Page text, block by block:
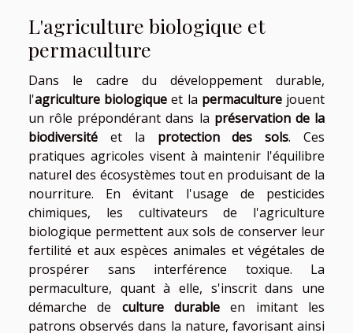
L'agriculture biologique et
permaculture
Dans le cadre du développement durable,
l'agriculture biologique et la permaculturejouent
un rôle prépondérant dans la préservation de la
biodiversité et la protection des sols. Ces
pratiques agricoles visent à maintenir l'équilibre
naturel des écosystèmes tout en produisant de la
nourriture. En évitant l'usage de pesticides
chimiques, les cultivateurs de l'agriculture
biologique permettent aux sols de conserver leur
fertilité et aux espèces animales et végétales de
prospérer sans interférence toxique. La
permaculture, quant à elle, s'inscrit dans une
démarche de culture durable en imitant les
patrons observés dans la nature, favorisant ainsi